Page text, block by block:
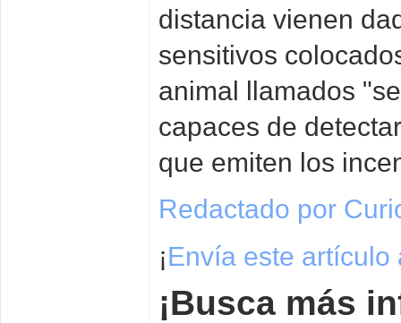
distancia vienen
sensitivos
animal llamados
capaces de
que emiten los
Redactado por
¡Envía este artículo
¡Busca más